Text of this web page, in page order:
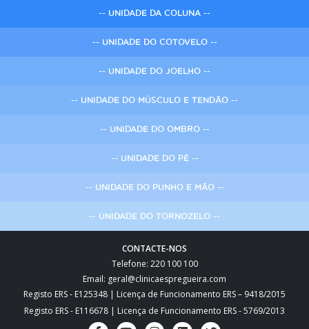
-- UNIDADE DA COLUNA --
-- UNIDADE DO COTOVELO --
-- UNIDADE DO JOELHO --
-- UNIDADE DO MÚSCULO E TENDÃO --
-- UNIDADE DO OMBRO --
-- UNIDADE DO PÉ --
-- UNIDADE DO PUNHO E MÃO --
-- UNIDADE DO TORNOZELO --
CONTACTE-NOS
Telefone: 220 100 100
Email: geral@clinicaespregueira.com
Registo ERS - E125348 | Licença de Funcionamento ERS – 9418/2015
Registo ERS - E116678 | Licença de Funcionamento ERS - 5769/2013